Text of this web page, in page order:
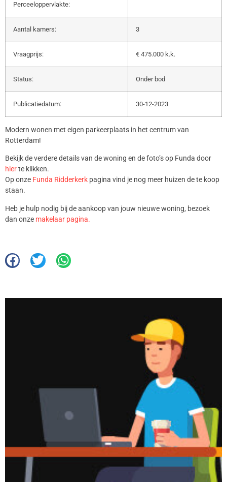
Perceeloppervlakte:
Aantal kamers: 3
Vraagprijs: € 475.000 k.k.
Status: Onder bod
Publicatiedatum: 30-12-2023
Modern wonen met eigen parkeerplaats in het centrum van
Rotterdam!
Bekijk de verdere details van de woning en de foto’s op Funda door
hierte klikken.
Op onze Funda Ridderkerk pagina vind je nog meer huizen de te koop
staan.
Heb je hulp nodig bij de aankoop van jouw nieuwe woning, bezoek
dan onze makelaar pagina.